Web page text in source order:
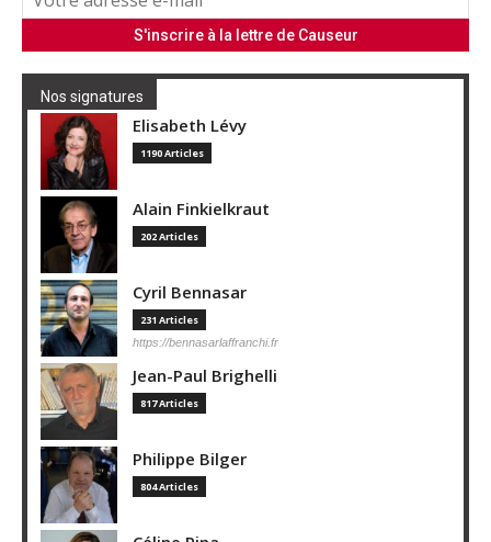
Nos signatures
Elisabeth Lévy
1190 Articles
Alain Finkielkraut
202 Articles
Cyril Bennasar
231 Articles
https://bennasarlaffranchi.fr
Jean-Paul Brighelli
817 Articles
Philippe Bilger
804 Articles